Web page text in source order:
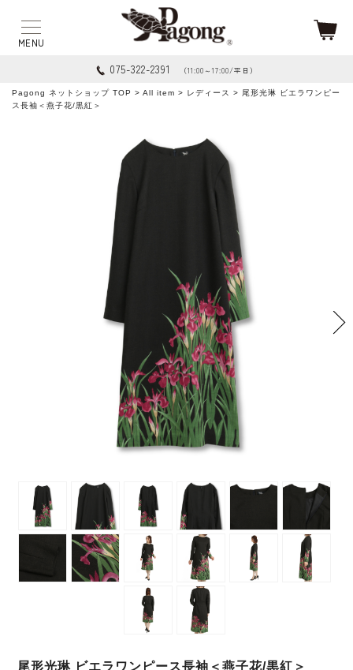
075-322-2391 （11:00～17:00/平日）
Pagong ネットショップ TOP > All item > レディース
> 尾形光琳 ビエラワンピー
ス長袖＜燕子花/黒紅＞
尾形光琳 ビエラワンピース長袖＜燕子花/黒紅＞